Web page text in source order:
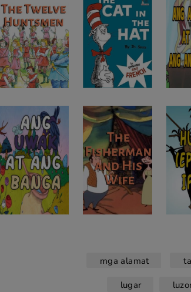
mga alamat
lugar